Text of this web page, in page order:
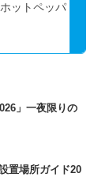
ットペッパ
」一夜限りの
置場所ガイド20